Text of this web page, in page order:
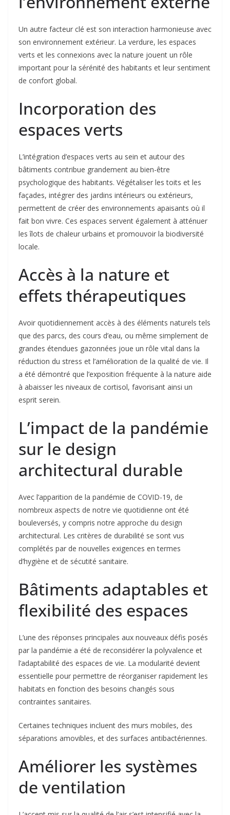
Un autre facteur clé est son interaction harmonieuse avec
son environnement extérieur. La verdure, les espaces
verts et les connexions avec la nature jouent un rôle
important pour la sérénité des habitants et leur sentiment
de confort global.
Incorporation des
espaces verts
L’intégration d’espaces verts au sein et autour des
bâtiments contribue grandement au bien-être
psychologique des habitants. Végétaliser les toits et les
façades, intégrer des jardins intérieurs ou extérieurs,
permettent de créer des environnements apaisants où il
fait bon vivre. Ces espaces servent également à atténuer
les îlots de chaleur urbains et promouvoir la biodiversité
locale.
Accès à la nature et
effets thérapeutiques
Avoir quotidiennement accès à des éléments naturels tels
que des parcs, des cours d’eau, ou même simplement de
grandes étendues gazonnées joue un rôle vital dans la
réduction du stress et l’amélioration de la qualité de vie. Il
a été démontré que l’exposition fréquente à la nature aide
à abaisser les niveaux de cortisol, favorisant ainsi un
esprit serein.
L’impact de la pandémie
sur le design
architectural durable
Avec l’apparition de la pandémie de COVID-19, de
nombreux aspects de notre vie quotidienne ont été
bouleversés, y compris notre approche du design
architectural. Les critères de durabilité se sont vus
complétés par de nouvelles exigences en termes
d’hygiène et de sécutité sanitaire.
Bâtiments adaptables et
flexibilité des espaces
L’une des réponses principales aux nouveaux défis posés
par la pandémie a été de reconsidérer la polyvalence et
l’adaptabilité des espaces de vie. La modularité devient
essentielle pour permettre de réorganiser rapidement les
habitats en fonction des besoins changés sous
contraintes sanitaires.
Certaines techniques incluent des murs mobiles, des
séparations amovibles, et des surfaces antibactériennes.
Améliorer les systèmes
de ventilation